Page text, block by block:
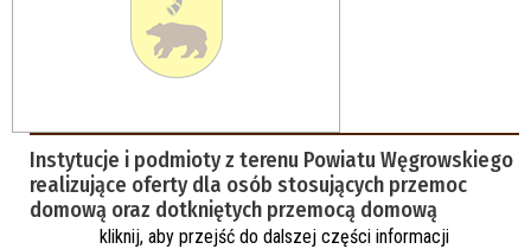
Instytucje i podmioty z terenu Powiatu Węgrowskiego
realizujące oferty dla osób stosujących przemoc
domową oraz dotkniętych przemocą domową
kliknij, aby przejść do dalszej części informacji